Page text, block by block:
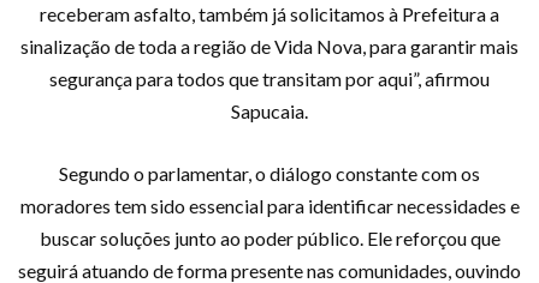
receberam asfalto, também já solicitamos à Prefeitura a
sinalização de toda a região de Vida Nova, para garantir mais
segurança para todos que transitam por aqui”, afirmou
Sapucaia.
Segundo o parlamentar, o diálogo constante com os
moradores tem sido essencial para identificar necessidades e
buscar soluções junto ao poder público. Ele reforçou que
seguirá atuando de forma presente nas comunidades, ouvindo